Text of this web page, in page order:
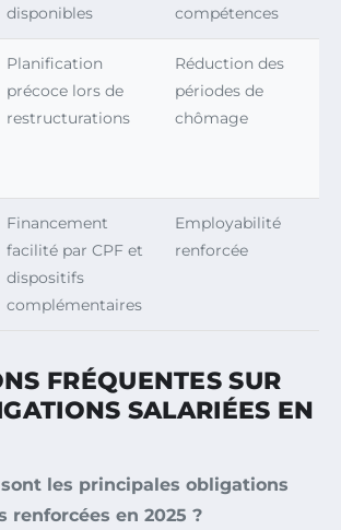
disponibles
compétences
Planification
précoce lors de
restructurations
Réduction des
périodes de
chômage
Financement
facilité par CPF et
dispositifs
complémentaires
Employabilité
renforcée
FRÉQUENTES SUR
SALARIÉES EN
les principales obligations
renforcées en 2025 ?